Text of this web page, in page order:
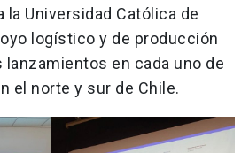
la Universidad Católica de
logístico y de producción
lanzamientos en cada uno de
el norte y sur de Chile.